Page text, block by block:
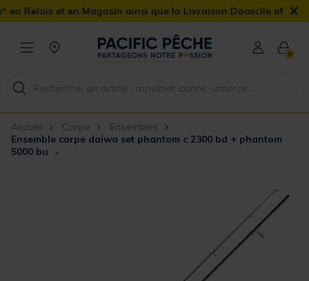
ainsi que la Livraison Domicile offerte dès 90€ ×
0
Accueil Carpe
Ensembles
Ensemble carpe daiwa set phantom c 2300 bd + phantom
5000 bu